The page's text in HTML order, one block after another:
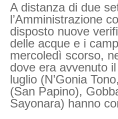
A distanza di due
l’Amministrazione
disposto nuove
delle acque e i
mercoledì scorso,
dove era avvenuto
luglio (N’Gonia
(San Papino),
Sayonara) hanno